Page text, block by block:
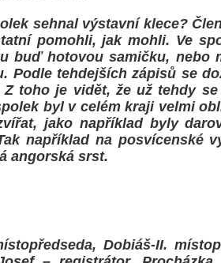
sehnal výstavní klece?
pomohli, jak mohli. Ve
buď hotovou samičku, nebo
Podle tehdejších zápisů se
toho je vidět, že už tehdy se
byl v celém kraji velmi
jako například byly
například na posvícenské
angorská srst.
Dobiáš-II.